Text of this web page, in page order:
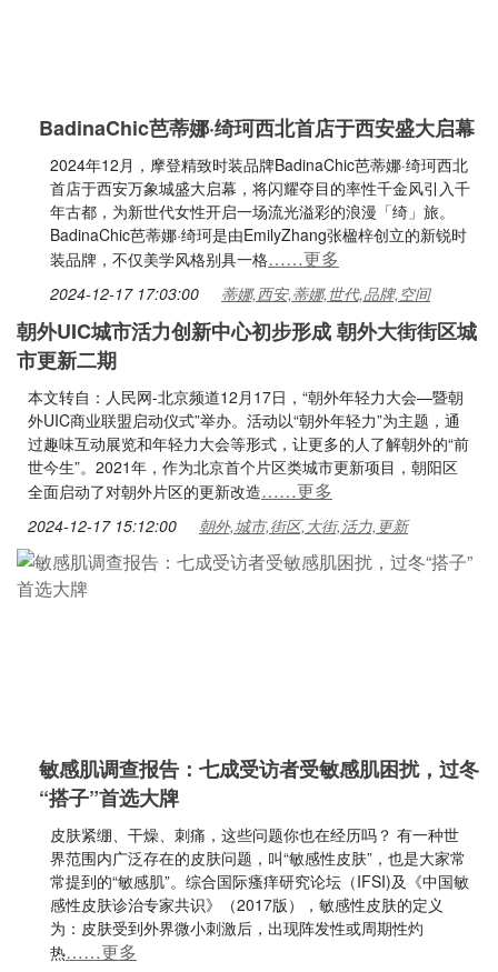
BadinaChic芭蒂娜·绮珂西北首店于西安盛大启幕
2024年12月，摩登精致时装品牌BadinaChic芭蒂娜·绮珂西北
首店于西安万象城盛大启幕，将闪耀夺目的率性千金风引入千
年古都，为新世代女性开启一场流光溢彩的浪漫「绮」旅。
BadinaChic芭蒂娜·绮珂是由EmilyZhang张楹梓创立的新锐时
装品牌，不仅美学风格别具一格……更多
2024-12-17 17:03:00 蒂娜,西安,蒂娜,世代,品牌,空间
朝外UIC城市活力创新中心初步形成 朝外大街街区城
市更新二期
本文转自：人民网-北京频道12月17日，“朝外年轻力大会—暨朝
外UIC商业联盟启动仪式”举办。活动以“朝外年轻力”为主题，通
过趣味互动展览和年轻力大会等形式，让更多的人了解朝外的“前
世今生”。2021年，作为北京首个片区类城市更新项目，朝阳区
全面启动了对朝外片区的更新改造……更多
2024-12-17 15:12:00 朝外,城市,街区,大街,活力,更新
敏感肌调查报告：七成受访者受敏感肌困扰，过冬
“搭子”首选大牌
皮肤紧绷、干燥、刺痛，这些问题你也在经历吗？ 有一种世
界范围内广泛存在的皮肤问题，叫“敏感性皮肤”，也是大家常
常提到的“敏感肌”。综合国际瘙痒研究论坛（IFSI)及《中国敏
感性皮肤诊治专家共识》（2017版），敏感性皮肤的定义
为：皮肤受到外界微小刺激后，出现阵发性或周期性灼
热……更多